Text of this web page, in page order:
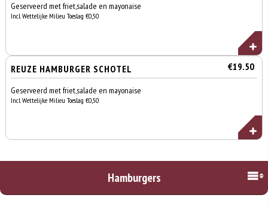
Geserveerd met friet,salade en mayonaise
Incl. Wettelijke Milieu Toeslag €0,50
REUZE HAMBURGER SCHOTEL €19.50
Geserveerd met friet,salade en mayonaise
Incl. Wettelijke Milieu Toeslag €0,50
Hamburgers